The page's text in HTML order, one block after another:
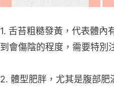
1. 舌苔粗糙發黃，代表體內
到會傷陰的程度，需要特別
2. 體型肥胖，尤其是腹部肥